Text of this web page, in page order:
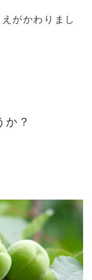
がかわりまし
か？